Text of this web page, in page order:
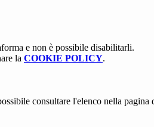
e non è possibile disabilitarli.
la COOKIE POLICY.
consultare l'elenco nella pagina